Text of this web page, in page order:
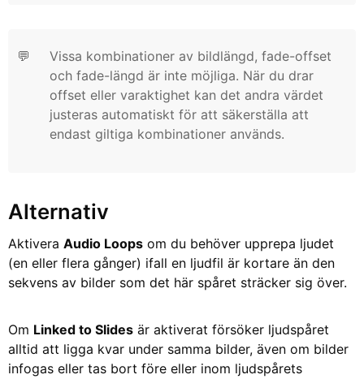
💬
Vissa kombinationer av bildlängd, fade-offset
och fade-längd är inte möjliga. När du drar
offset eller varaktighet kan det andra värdet
justeras automatiskt för att säkerställa att
endast giltiga kombinationer används.
Alternativ
Aktivera Audio Loops om du behöver upprepa ljudet
(en eller flera gånger) ifall en ljudfil är kortare än den
sekvens av bilder som det här spåret sträcker sig över.
Om Linked to Slides är aktiverat försöker ljudspåret
alltid att ligga kvar under samma bilder, även om bilder
infogas eller tas bort före eller inom ljudspårets